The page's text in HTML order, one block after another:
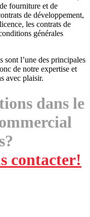
fourniture et de
de développement,
les contrats de
générales
sont l’une des principales
de notre expertise et
avec plaisir.
dans le
contacter!